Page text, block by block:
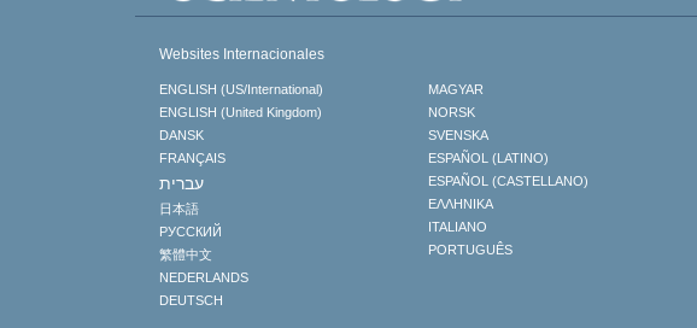
Websites Internacionales
ENGLISH (US/International)
ENGLISH (United Kingdom)
DANSK
FRANÇAIS
עברית
日本語
РУССКИЙ
繁體中文
NEDERLANDS
DEUTSCH
MAGYAR
NORSK
SVENSKA
ESPAÑOL (LATINO)
ESPAÑOL (CASTELLANO)
ΕΛΛΗΝΙΚA
ITALIANO
PORTUGUÊS